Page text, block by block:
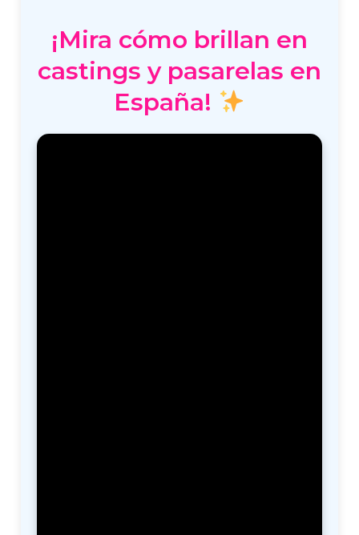
¡Mira cómo brillan en
castings y pasarelas en
España!